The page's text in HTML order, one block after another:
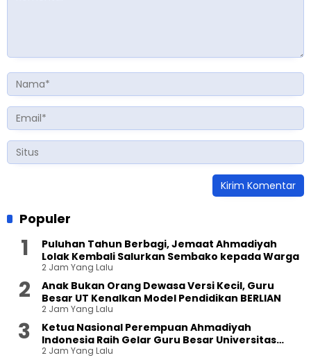
Populer
Puluhan Tahun Berbagi, Jemaat Ahmadiyah
Lolak Kembali Salurkan Sembako kepada Warga
2 Jam Yang Lalu
Anak Bukan Orang Dewasa Versi Kecil, Guru
Besar UT Kenalkan Model Pendidikan BERLIAN
2 Jam Yang Lalu
Ketua Nasional Perempuan Ahmadiyah
Indonesia Raih Gelar Guru Besar Universitas
Terbuka
2 Jam Yang Lalu